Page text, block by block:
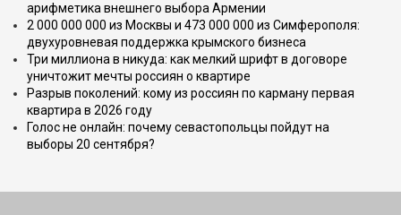
арифметика внешнего выбора Армении
2 000 000 000 из Москвы и 473 000 000 из Симферополя:
двухуровневая поддержка крымского бизнеса
Три миллиона в никуда: как мелкий шрифт в договоре
уничтожит мечты россиян о квартире
Разрыв поколений: кому из россиян по карману первая
квартира в 2026 году
Голос не онлайн: почему севастопольцы пойдут на
выборы 20 сентября?